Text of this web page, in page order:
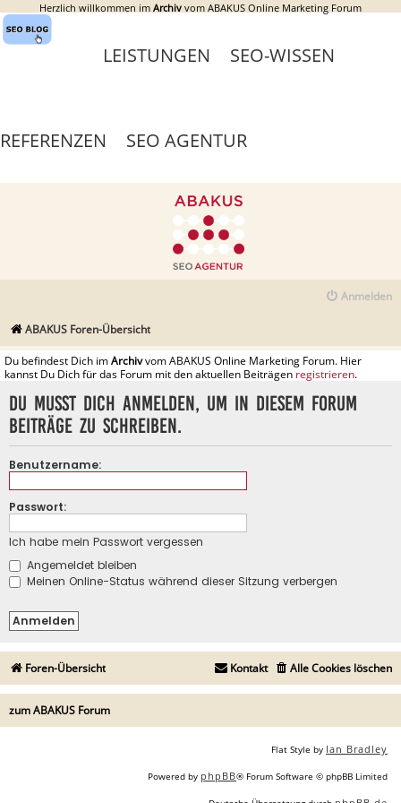
Herzlich willkommen im Archiv vom ABAKUS Online Marketing Forum
LEISTUNGEN SEO-WISSEN
REFERENZEN SEO AGENTUR
Anmelden
ABAKUS Foren-Übersicht
Du befindest Dich imArchivvom ABAKUS Online Marketing Forum. Hier
kannst Du Dich für das Forum mit den aktuellen Beiträgen registrieren.
Du musst dich anmelden, um in diesem Forum
Beiträge zu schreiben.
Benutzername:
Passwort:
Ich habe mein Passwort vergessen
Angemeldet bleiben
Meinen Online-Status während dieser Sitzung verbergen
Foren-Übersicht Alle Cookies löschen
Kontakt
zum ABAKUS Forum
Flat Style by Ian Bradley
Powered by phpBB® Forum Software © phpBB Limited